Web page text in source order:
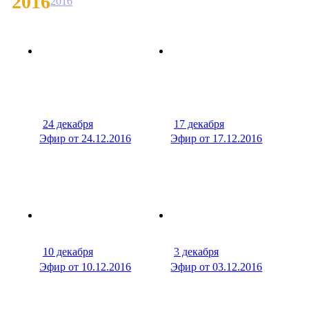
24 декабря
39 мин
Эфир от 24.12.2016
17 декабря
Эфир от 17.12.2016
10 декабря
30 мин
Эфир от 10.12.2016
3 декабря
Эфир от 03.12.2016